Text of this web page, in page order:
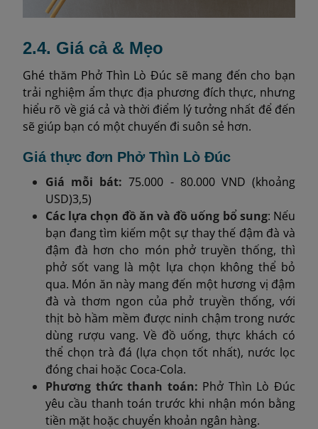
2.4. Giá cả & Mẹo
Ghé thăm Phở Thìn Lò Đúc sẽ mang đến cho bạn
trải nghiệm ẩm thực địa phương đích thực, nhưng
hiểu rõ về giá cả và thời điểm lý tưởng nhất để đến
sẽ giúp bạn có một chuyến đi suôn sẻ hơn.
Giá thực đơn Phở Thìn Lò Đúc
Giá mỗi bát:75.000 - 80.000 VND (khoảng
USD)3,5)
Các lựa chọn đồ ăn và đồ uống bổ sung: Nếu
bạn đang tìm kiếm một sự thay thế đậm đà và
đậm đà hơn cho món phở truyền thống, thì
phở sốt vang là một lựa chọn không thể bỏ
qua. Món ăn này mang đến một hương vị đậm
đà và thơm ngon của phở truyền thống, với
thịt bò hầm mềm được ninh chậm trong nước
dùng rượu vang. Về đồ uống, thực khách có
thể chọn trà đá (lựa chọn tốt nhất), nước lọc
đóng chai hoặc Coca-Cola.
Phương thức thanh toán: Phở Thìn Lò Đúc
yêu cầu thanh toán trước khi nhận món bằng
tiền mặt hoặc chuyển khoản ngân hàng.